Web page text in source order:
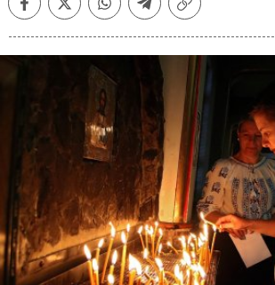
FacebookTwitterWhatsappTelegramCopiar